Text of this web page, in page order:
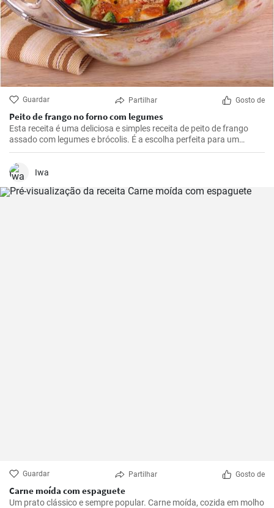
Guardar Partilhar Gosto de
Peito de frango no forno com legumes
Esta receita é uma deliciosa e simples receita de peito de frango
assado com legumes e brócolis. É a escolha perfeita para um
almoço ou jantar durante a semana.
Iwa
Guardar Partilhar Gosto de
Carne moída com espaguete
Um prato clássico e sempre popular. Carne moída, cozida em molho